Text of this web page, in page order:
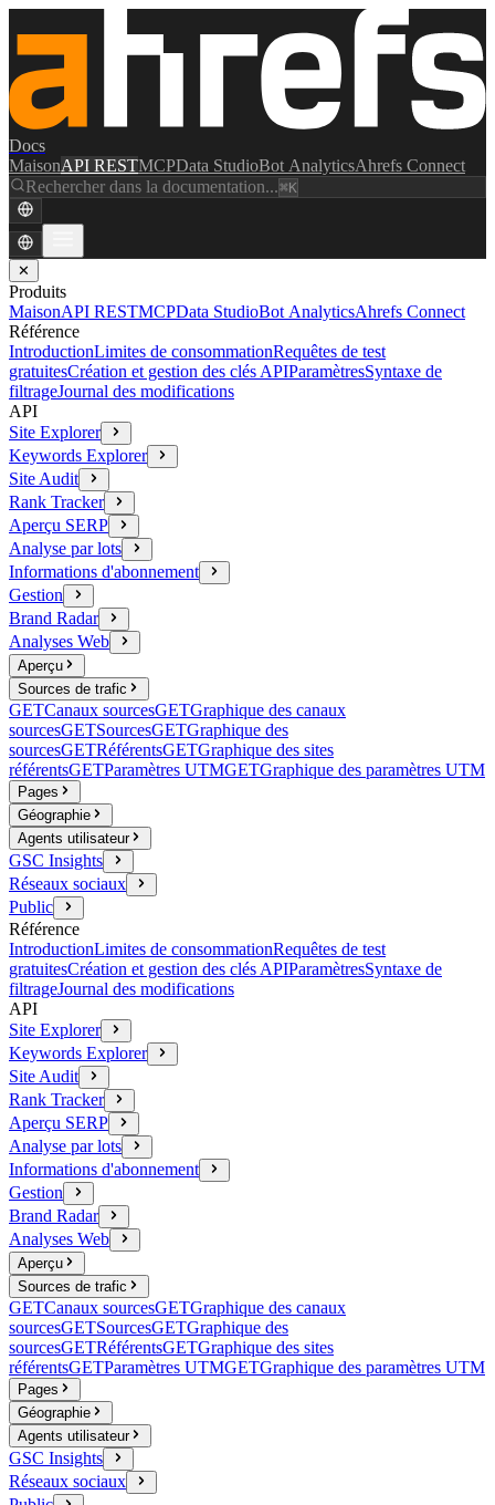
Docs
MaisonAPI RESTMCPData StudioBot AnalyticsAhrefs Connect
Rechercher dans la documentation...⌘K
✕
Produits
MaisonAPI RESTMCPData StudioBot AnalyticsAhrefs Connect
Référence
IntroductionLimites de consommationRequêtes de test
gratuitesCréation et gestion des clés APIParamètresSyntaxe de
filtrageJournal des modifications
API
Site Explorer
Keywords Explorer
Site Audit
Rank Tracker
Aperçu SERP
Analyse par lots
Informations d'abonnement
Gestion
Brand Radar
Analyses Web
Aperçu
Sources de trafic
GETCanaux sourcesGETGraphique des canaux
sourcesGETSourcesGETGraphique des
sourcesGETRéférentsGETGraphique des sites
référentsGETParamètres UTMGETGraphique des paramètres UTM
Pages
Géographie
Agents utilisateur
GSC Insights
Réseaux sociaux
Public
Référence
IntroductionLimites de consommationRequêtes de test
gratuitesCréation et gestion des clés APIParamètresSyntaxe de
filtrageJournal des modifications
API
Site Explorer
Keywords Explorer
Site Audit
Rank Tracker
Aperçu SERP
Analyse par lots
Informations d'abonnement
Gestion
Brand Radar
Analyses Web
Aperçu
Sources de trafic
GETCanaux sourcesGETGraphique des canaux
sourcesGETSourcesGETGraphique des
sourcesGETRéférentsGETGraphique des sites
référentsGETParamètres UTMGETGraphique des paramètres UTM
Pages
Géographie
Agents utilisateur
GSC Insights
Réseaux sociaux